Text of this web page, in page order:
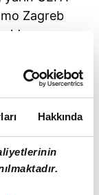
Hakkında
Zagreb